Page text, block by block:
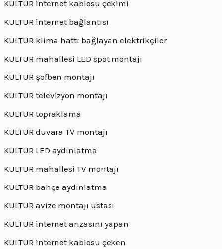
KULTUR internet kablosu çekimi
KULTUR internet bağlantısı
KULTUR klima hattı bağlayan elektrikçiler
KULTUR mahallesi LED spot montajı
KULTUR şofben montajı
KULTUR televizyon montajı
KULTUR topraklama
KULTUR duvara TV montajı
KULTUR LED aydınlatma
KULTUR mahallesi TV montajı
KULTUR bahçe aydınlatma
KULTUR avize montajı ustası
KULTUR internet arızasını yapan
KULTUR internet kablosu çeken